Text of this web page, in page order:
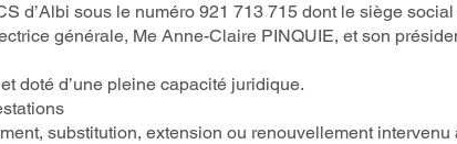
d’Albi sous le numéro 921 713 715 dont le siège
générale, Me Anne-Claire PINQUIE, et son
doté d’une pleine capacité juridique.
substitution, extension ou renouvellement intervenu